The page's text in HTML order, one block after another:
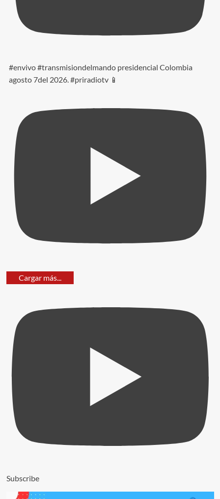
#envivo #transmisiondelmando presidencial Colombia
agosto 7del 2026. #priradiotv 📱
Cargar más...
Subscribe